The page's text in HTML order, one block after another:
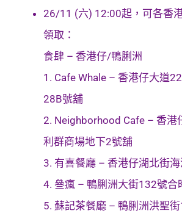
26/11 (六) 12:00起，可各香
領取：
食肆 – 香港仔/鴨脷洲
1. Cafe Whale – 香港仔大道
28B號舖
2. Neighborhood Cafe – 香
利群商場地下2號舖
3. 有喜餐廳 – 香港仔湖北街
4. 叄瘋 – 鴨脷洲大街132號合
5. 蘇記茶餐廳 – 鴨脷洲洪聖